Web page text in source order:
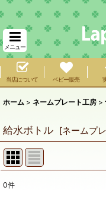
メニュー
当店について ベビー販売
ホーム > ネームプレート工房 >
給水ボトル [ネームプ
0件